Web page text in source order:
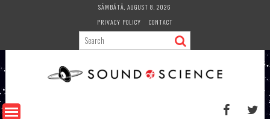
SÂMBĂTĂ, AUGUST 8, 2026
PRIVACY POLICY
CONTACT